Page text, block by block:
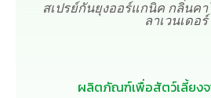
สเปรย์กันยุงออร์แกนิค กลิ่นค
ลาเวนเดอร์
ผลิตภัณฑ์เพื่อสัตว์เลี้ยงจ